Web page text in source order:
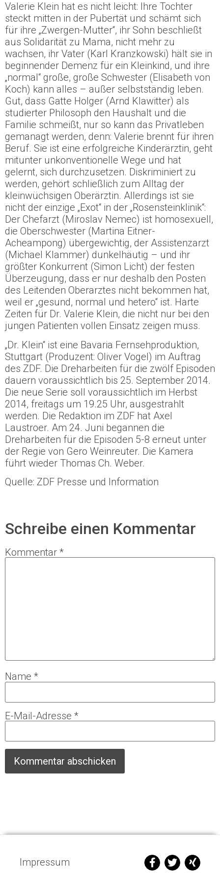
Valerie Klein hat es nicht leicht: Ihre Tochter
steckt mitten in der Pubertät und schämt sich
für ihre „Zwergen-Mutter“, ihr Sohn beschließt
aus Solidarität zu Mama, nicht mehr zu
wachsen, ihr Vater (Karl Kranzkowski) hält sie in
beginnender Demenz für ein Kleinkind, und ihre
„normal“ große, große Schwester (Elisabeth von
Koch) kann alles – außer selbstständig leben.
Gut, dass Gatte Holger (Arnd Klawitter) als
studierter Philosoph den Haushalt und die
Familie schmeißt, nur so kann das Privatleben
gemanagt werden, denn: Valerie brennt für ihren
Beruf. Sie ist eine erfolgreiche Kinderärztin, geht
mitunter unkonventionelle Wege und hat
gelernt, sich durchzusetzen. Diskriminiert zu
werden, gehört schließlich zum Alltag der
kleinwüchsigen Oberärztin. Allerdings ist sie
nicht der einzige „Exot“ in der „Rosensteinklinik“:
Der Chefarzt (Miroslav Nemec) ist homosexuell,
die Oberschwester (Martina Eitner-
Acheampong) übergewichtig, der Assistenzarzt
(Michael Klammer) dunkelhäutig – und ihr
größter Konkurrent (Simon Licht) der festen
Überzeugung, dass er nur deshalb den Posten
des Leitenden Oberarztes nicht bekommen hat,
weil er „gesund, normal und hetero“ ist. Harte
Zeiten für Dr. Valerie Klein, die nicht nur bei den
jungen Patienten vollen Einsatz zeigen muss.
„Dr. Klein“ ist eine Bavaria Fernsehproduktion,
Stuttgart (Produzent: Oliver Vogel) im Auftrag
des ZDF. Die Dreharbeiten für die zwölf Episoden
dauern voraussichtlich bis 25. September 2014.
Die neue Serie soll voraussichtlich im Herbst
2014, freitags um 19.25 Uhr, ausgestrahlt
werden. Die Redaktion im ZDF hat Axel
Laustroer. Am 24. Juni begannen die
Dreharbeiten für die Episoden 5-8 erneut unter
der Regie von Gero Weinreuter. Die Kamera
führt wieder Thomas Ch. Weber.
Quelle: ZDF Presse und Information
Schreibe einen Kommentar
Kommentar *
Name *
E-Mail-Adresse *
Impressum